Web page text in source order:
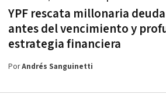
YPF rescata millonaria
antes del vencimiento y
estrategia financiera
PorAndrés Sanguinetti